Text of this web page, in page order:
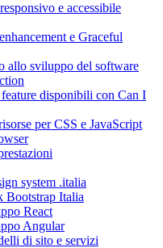
e accessibile
e Graceful
allo sviluppo del software
disponibili con Can I
per CSS e JavaScript
system .italia
Bootstrap Italia
React
Angular
di sito e servizi